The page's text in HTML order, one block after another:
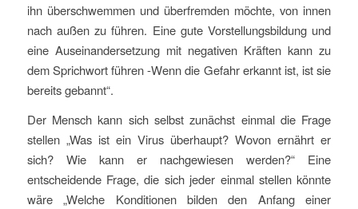
ihn überschwemmen und überfremden möchte, von innen
nach außen zu führen. Eine gute Vorstellungsbildung und
eine Auseinandersetzung mit negativen Kräften kann zu
dem Sprichwort führen -Wenn die Gefahr erkannt ist, ist sie
bereits gebannt“.
Der Mensch kann sich selbst zunächst einmal die Frage
stellen „Was ist ein Virus überhaupt? Wovon ernährt er
sich? Wie kann er nachgewiesen werden?“ Eine
entscheidende Frage, die sich jeder einmal stellen könnte
wäre „Welche Konditionen bilden den Anfang einer